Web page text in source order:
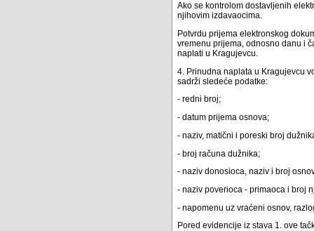
Ako se kontrolom dostavljenih
njihovim izdavaocima.
Potvrdu prijema elektronskog
vremenu prijema, odnosno danu i
naplati u Kragujevcu.
4. Prinudna naplata u Kragujevcu
sadrži sledeće podatke:
- redni broj;
- datum prijema osnova;
- naziv, matični i poreski broj
- broj računa dužnika;
- naziv donosioca, naziv i broj
- naziv poverioca - primaoca i broj
- napomenu uz vraćeni osnov,
Pored evidencije iz stava 1. ove